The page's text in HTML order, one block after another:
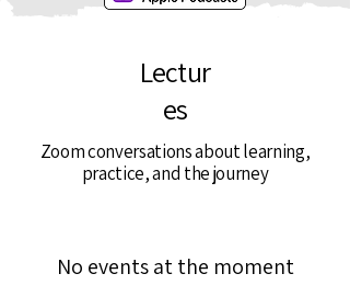
Lectur
es
Zoom conversations about learning,
practice, and the journey
No events at the moment